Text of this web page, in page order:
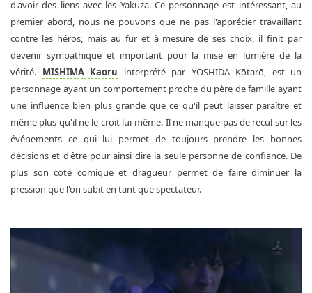
d'avoir des liens avec les Yakuza. Ce personnage est intéressant, au
premier abord, nous ne pouvons que ne pas l'apprécier travaillant
contre les héros, mais au fur et à mesure de ses choix, il finit par
devenir sympathique et important pour la mise en lumière de la
vérité. MISHIMA Kaoru interprété par YOSHIDA Kōtarō, est un
personnage ayant un comportement proche du père de famille ayant
une influence bien plus grande que ce qu'il peut laisser paraître et
même plus qu'il ne le croit lui-même. Il ne manque pas de recul sur les
événements ce qui lui permet de toujours prendre les bonnes
décisions et d'être pour ainsi dire la seule personne de confiance. De
plus son coté comique et dragueur permet de faire diminuer la
pression que l'on subit en tant que spectateur.